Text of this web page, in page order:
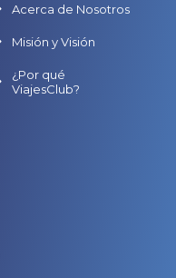
Acerca de Nosotros
Misión y Visión
¿Por qué
ViajesClub?